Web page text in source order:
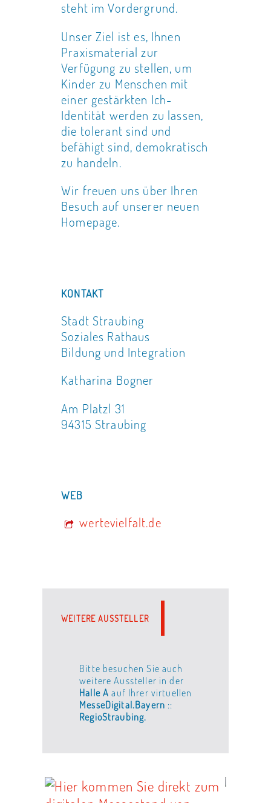
steht im Vordergrund.
Unser Ziel ist es, Ihnen
Praxismaterial zur
Verfügung zu stellen, um
Kinder zu Menschen mit
einer gestärkten Ich-
Identität werden zu lassen,
die tolerant sind und
befähigt sind, demokratisch
zu handeln.
Wir freuen uns über Ihren
Besuch auf unserer neuen
Homepage.
KONTAKT
Stadt Straubing
Soziales Rathaus
Bildung und Integration
Katharina Bogner
Am Platzl 31
94315 Straubing
WEB
wertevielfalt.de
WEITERE AUSSTELLER
Bitte besuchen Sie auch
weitere Aussteller in der
Halle A auf Ihrer virtuellen
MesseDigital.Bayern ::
RegioStraubing.